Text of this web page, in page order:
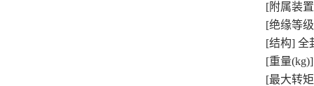
[附属装
[绝缘等
[结构] 全
[重量
[最大转